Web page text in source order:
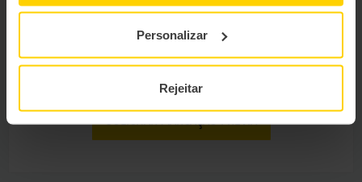
Personalizar
Rejeitar
muda de marcha na sua bicicleta? O kit
de transmissão está a fazer barulho?
Talvez seja altura de o mudar.
SOLICITAR MARCAÇÃO PRÉVIA